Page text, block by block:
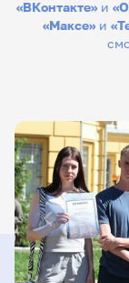
«ВКонтакте»и
«Максе» и